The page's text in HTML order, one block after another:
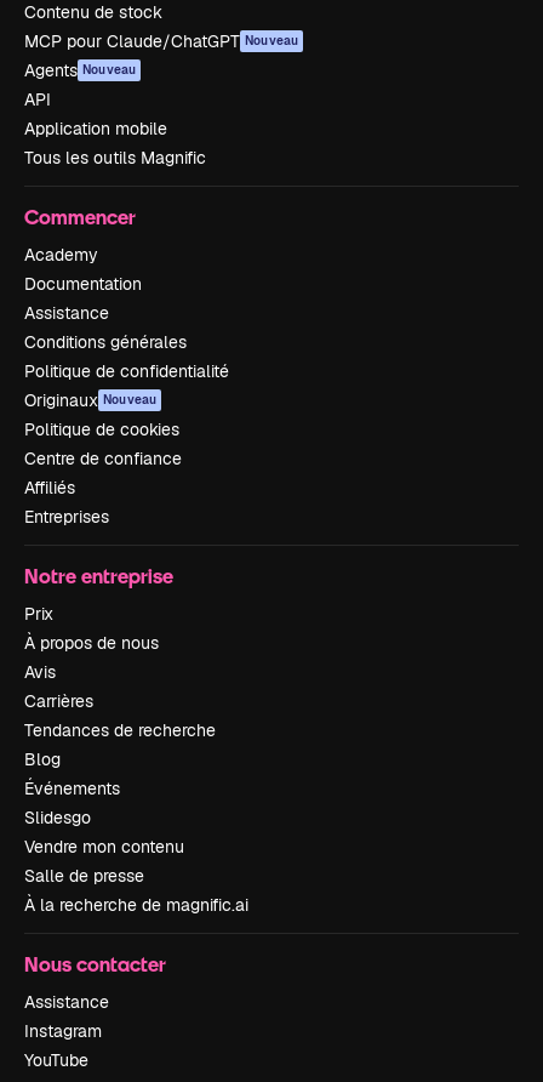
Contenu de stock
MCP pour Claude/ChatGPT Nouveau
Agents Nouveau
API
Application mobile
Tous les outils Magnific
Commencer
Academy
Documentation
Assistance
Conditions générales
Politique de confidentialité
Originaux Nouveau
Politique de cookies
Centre de confiance
Affiliés
Entreprises
Notre entreprise
Prix
À propos de nous
Avis
Carrières
Tendances de recherche
Blog
Événements
Slidesgo
Vendre mon contenu
Salle de presse
À la recherche de magnific.ai
Nous contacter
Assistance
Instagram
YouTube